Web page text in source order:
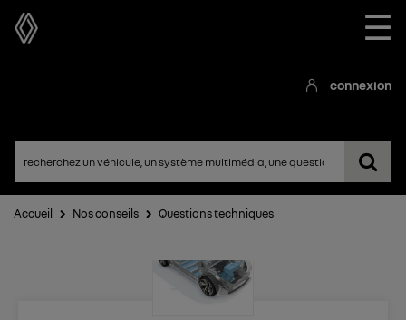
☰
connexion
Accueil Nos conseils Questions techniques